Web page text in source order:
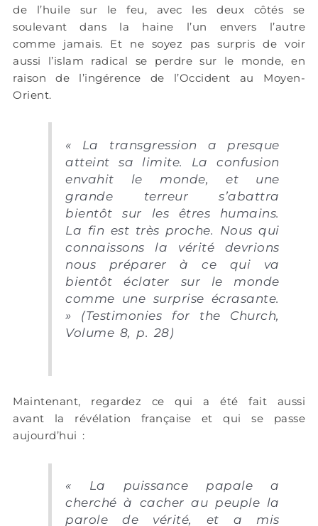
de l’huile sur le feu, avec les deux côtés se
soulevant dans la haine l’un envers l’autre
comme jamais. Et ne soyez pas surpris de voir
aussi l’islam radical se perdre sur le monde, en
raison de l’ingérence de l’Occident au Moyen-
Orient.
« La transgression a presque
atteint sa limite. La confusion
envahit le monde, et une
grande terreur s’abattra
bientôt sur les êtres humains.
La fin est très proche. Nous qui
connaissons la vérité devrions
nous préparer à ce qui va
bientôt éclater sur le monde
comme une surprise écrasante.
» (Testimonies for the Church,
Volume 8, p. 28)
Maintenant, regardez ce qui a été fait aussi
avant la révélation française et qui se passe
aujourd’hui :
« La puissance papale a
cherché à cacher au peuple la
parole de vérité, et a mis